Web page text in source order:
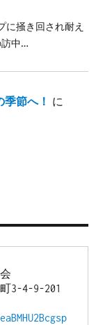
に掻き回され耐え
訪中…
節へ！ に
3-4-9-201